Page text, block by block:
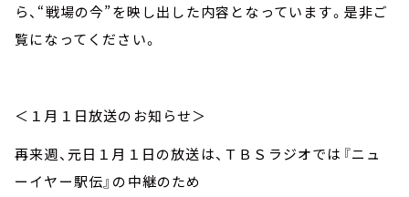
ら、“戦場の今”を映し出した内容となっています。是非ご
覧になってください。
＜１月１日放送のお知らせ＞
再来週、元日１月１日の放送は、ＴＢＳラジオでは『ニュ
ーイヤー駅伝』の中継のため